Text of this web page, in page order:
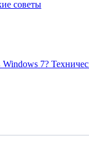
советы
Windows 7?